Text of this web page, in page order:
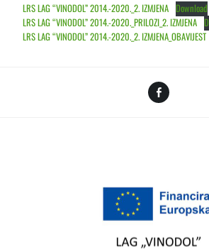
LRS LAG “VINODOL” 2014.-2020._2. IZMJENA Download
LRS LAG “VINODOL” 2014.-2020._PRILOZI_2. IZMJENA
LRS LAG “VINODOL” 2014.-2020._2. IZMJENA_OBAVIJEST